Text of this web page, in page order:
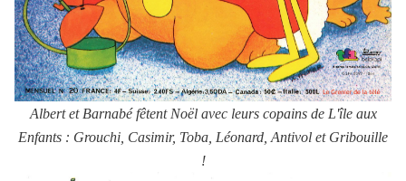
Albert et Barnabé fêtent Noël avec leurs copains de L'île aux
Enfants : Grouchi, Casimir, Toba, Léonard, Antivol et Gribouille
!